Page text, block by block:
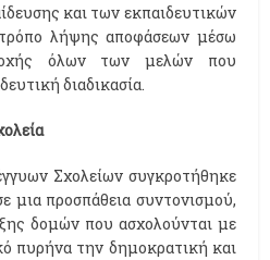
και των εκπαιδευτικών
λήψης αποφάσεων μέσω
όλων των μελών που
διαδικασία.
Σχολείων συγκροτήθηκε
μια προσπάθεια συντονισμού,
δομών που ασχολούνται με
πυρήνα την δημοκρατική και